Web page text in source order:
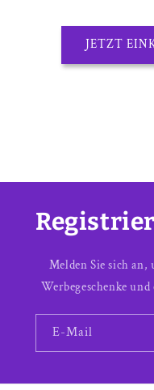
JETZT
Melden Sie sich an,
Werbegeschenke
E-Mail